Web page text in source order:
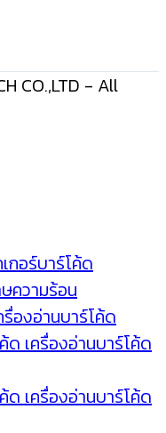
CO.,LTD - All
กอร์บาร์โค้ด
ความร้อน
องอ่านบาร์โค้ด
ด เครื่องอ่านบาร์โค้ด
ด เครื่องอ่านบาร์โค้ด